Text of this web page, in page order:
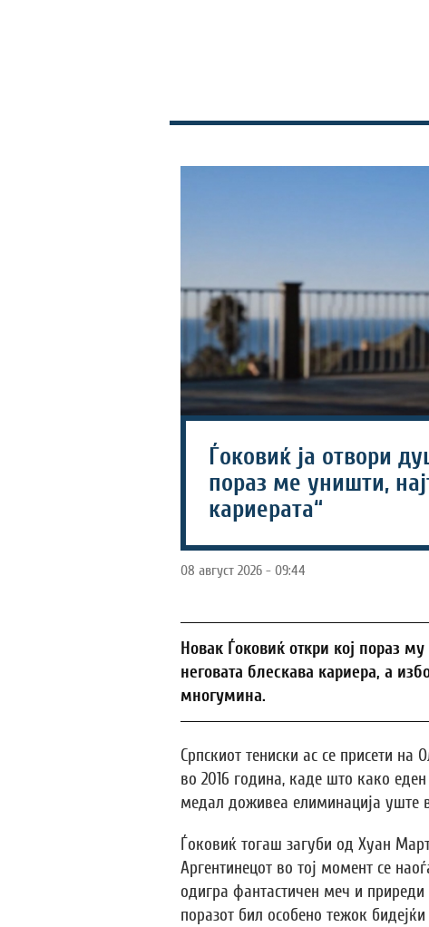
Ѓоковиќ ја отвори
пораз ме уништи,
кариерата“
08 август 2026 - 09:44
Новак Ѓоковиќ откри кој пораз
неговата блескава кариера, а
многумина.
Српскиот тениски ас се присети
во 2016 година, каде што како
медал доживеа елиминација уште
Ѓоковиќ тогаш загуби од Хуан
Аргентинецот во тој момент се
одигра фантастичен меч и приреди
поразот бил особено тежок